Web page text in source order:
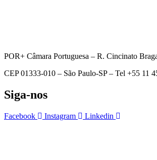
POR+ Câmara Portuguesa – R. Cincinato
CEP 01333-010 – São Paulo-SP – Tel +55 11
Siga-nos
Facebook Instagram Linkedin